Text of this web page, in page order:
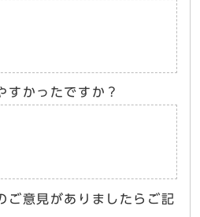
すかったですか？
ご意見がありましたらご記